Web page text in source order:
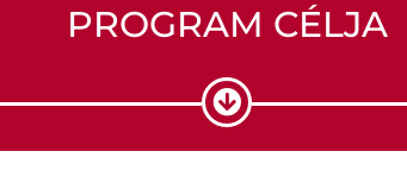
PROGRAM CÉLJA